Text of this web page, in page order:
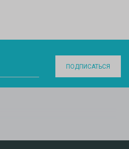
ПОДПИСАТЬСЯ